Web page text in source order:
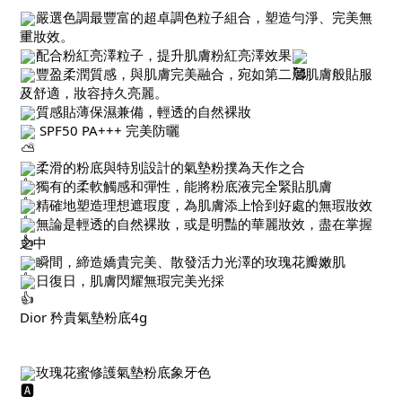
嚴選色調最豐富的超卓調色粒子組合，塑造勻淨、完美無
重妝效。
配合粉紅亮澤粒子，提升肌膚粉紅亮澤效果
豐盈柔潤質感，與肌膚完美融合，宛如第二層肌膚般貼服
及舒適，妝容持久亮麗。
質感貼薄保濕兼備，輕透的自然裸妝
SPF50 PA+++ 完美防曬
柔滑的粉底與特別設計的氣墊粉撲為天作之合
獨有的柔軟觸感和彈性，能將粉底液完全緊貼肌膚
精確地塑造理想遮瑕度，為肌膚添上恰到好處的無瑕妝效
無論是輕透的自然裸妝，或是明豔的華麗妝效，盡在掌握
之中
瞬間，締造嬌貴完美、散發活力光澤的玫瑰花瓣嫩肌
日復日，肌膚閃耀無瑕完美光採
Dior 矜貴氣墊粉底4g
玫瑰花蜜修護氣墊粉底象牙色